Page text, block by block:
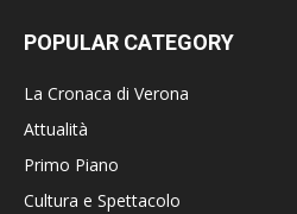
POPULAR CATEGORY
La Cronaca di Verona
Attualità
Primo Piano
Cultura e Spettacolo